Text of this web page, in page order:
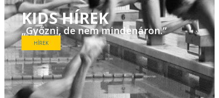
KIDS HÍREK
„Győzni, de nem mindenáron.”
HÍREK